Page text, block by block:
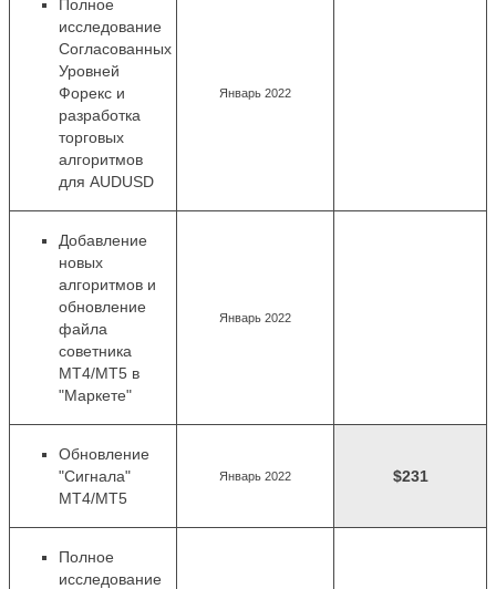
Полное
исследование
Согласованных
Уровней
Форекс и
разработка
торговых
алгоритмов
для AUDUSD
Январь 2022
Добавление
новых
алгоритмов и
обновление
файла
советника
MT4/MT5 в
"Маркете"
Январь 2022
Обновление
"Сигнала"
MT4/MT5
Январь 2022 $231
Полное
исследование